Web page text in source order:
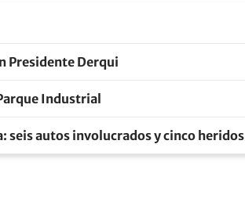
Presidente Derqui
Industrial
seis autos involucrados y cinco heridos